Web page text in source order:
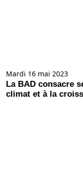
Mardi 16 mai 2023
La BAD consacre
climat et à la